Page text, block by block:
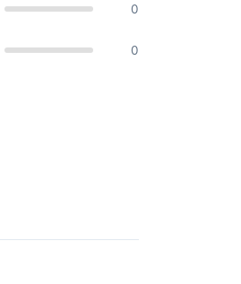
0
0